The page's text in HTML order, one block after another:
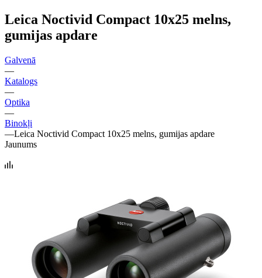
Leica Noctivid Compact 10x25 melns,
gumijas apdare
Galvenā
—
Katalogs
—
Optika
—
Binokļi
—Leica Noctivid Compact 10x25 melns, gumijas apdare
Jaunums